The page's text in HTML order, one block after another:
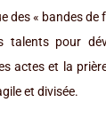
des « bandes de
talents pour
actes et la
et divisée.